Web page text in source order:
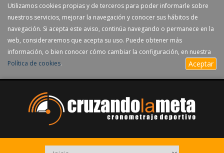
Utilizamos cookies propias y de terceros para poder informarle sobre
nuestros servicios, mejorar la navegación y conocer sus hábitos de
navegación. Si acepta este aviso, continúa navegando o permanece en la
web, consideraremos que acepta su uso. Puede obtener más
información, o bien conocer cómo cambiar la configuración, en nuestra
Política de cookies. Aceptar